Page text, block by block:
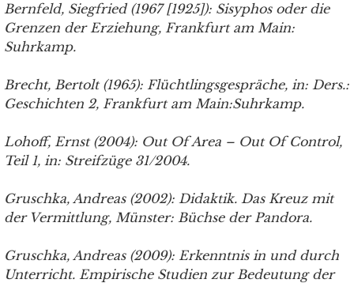
Bernfeld, Siegfried (1967 [1925]): Sisyphos oder die
Grenzen der Erziehung, Frankfurt am Main:
Suhrkamp.
Brecht, Bertolt (1965): Flüchtlingsgespräche, in: Ders.:
Geschichten 2, Frankfurt am Main:Suhrkamp.
Lohoff, Ernst (2004): Out Of Area – Out Of Control,
Teil 1, in: Streifzüge 31/2004.
Gruschka, Andreas (2002): Didaktik. Das Kreuz mit
der Vermittlung, Münster: Büchse der Pandora.
Gruschka, Andreas (2009): Erkenntnis in und durch
Unterricht. Empirische Studien zur Bedeutung der